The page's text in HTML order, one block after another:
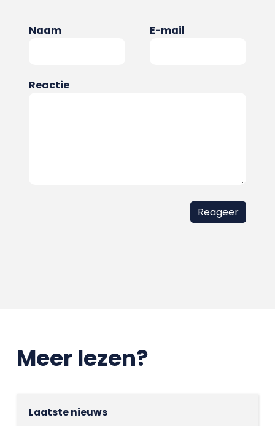
Naam E-mail
Reactie
Meer lezen?
Laatste nieuws